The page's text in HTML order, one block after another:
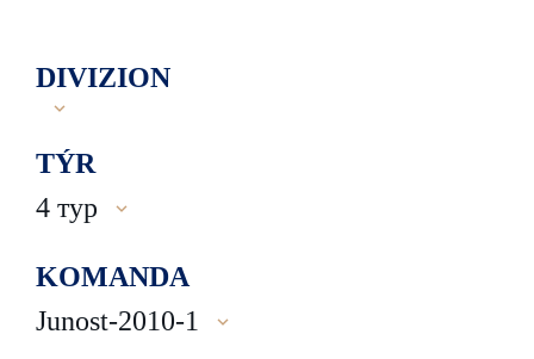
DIVIZION
TÝR
4 тур
KOMANDA
Junost-2010-1